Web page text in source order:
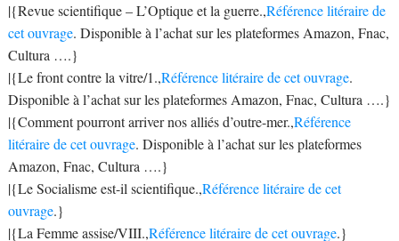
|{Revue scientifique – L’Optique et la guerre.,Référence litéraire de
cet ouvrage. Disponible à l’achat sur les plateformes Amazon, Fnac,
Cultura ….}
|{Le front contre la vitre/1.,Référence litéraire de cet ouvrage.
Disponible à l’achat sur les plateformes Amazon, Fnac, Cultura ….}
|{Comment pourront arriver nos alliés d’outre-mer.,Référence
litéraire de cet ouvrage. Disponible à l’achat sur les plateformes
Amazon, Fnac, Cultura ….}
|{Le Socialisme est-il scientifique.,Référence litéraire de cet
ouvrage.}
|{La Femme assise/VIII.,Référence litéraire de cet ouvrage.}